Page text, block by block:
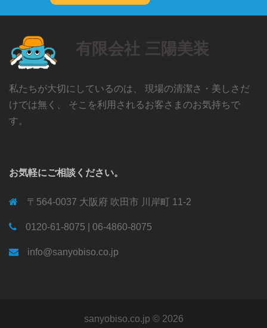
有限会社 三陽美装
私たちが大切にしているのは、 現場の清潔さ・美しさだ
けでは無く、 そこを利用されるお客さまのお気持ちで
す。
お気軽にご相談ください。
〒564-0037 大阪府 吹田市 川岸町 11-2
0120-61-8075 | 06-4860-8075
info@sanyobiso.co.jp
sanyobiso.co.jp © 2026